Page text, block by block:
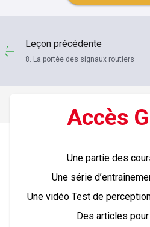
Leçon précédente
8. La portée des signaux routiers
Accès
Une partie des
Une série
Une vidéo Test de
Des articles